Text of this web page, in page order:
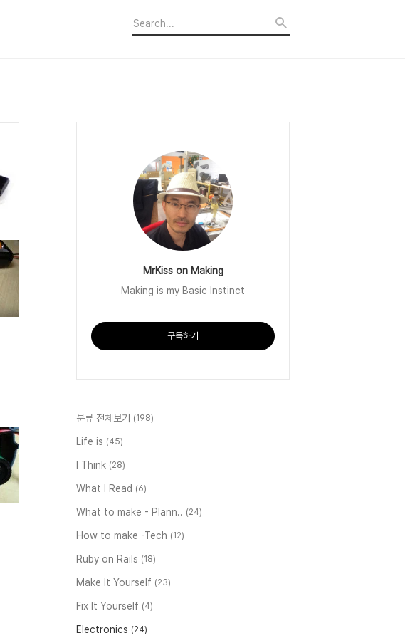
MrKiss on Making
Making is my Basic Instinct
구독하기
분류 전체보기 (198)
Life is (45)
I Think (28)
What I Read (6)
What to make - Plann.. (24)
How to make -Tech (12)
Ruby on Rails (18)
Make It Yourself (23)
Fix It Yourself (4)
Electronics (24)